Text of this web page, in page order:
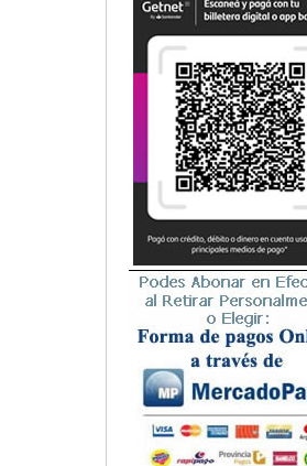
Homeopatía
Infectología
Inmunología
Instrumentación Quirurgica
Medicina del Deporte / Rehabilitación
Medicina Emergencias / Urgencias
Medicina Forense / Legal
Medicina General
Medicina Interna
Microbiología
Nefrología
Neonatología / Pediatría
Neumología
Neuroanatomía / Neurociencia
Neurocirugía
Neurología
Nutrición